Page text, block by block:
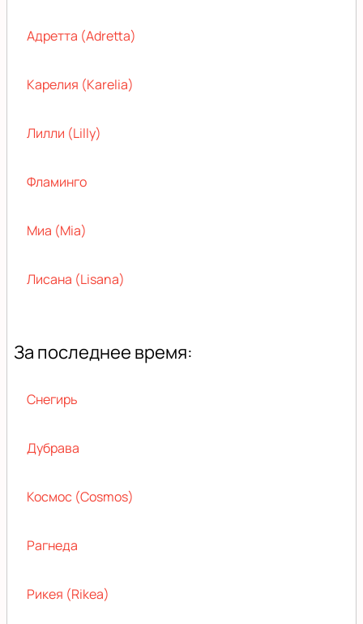
Адретта (Adretta)
Карелия (Karelia)
Лилли (Lilly)
Фламинго
Миа (Mia)
Лисана (Lisana)
За последнее время:
Снегирь
Дубрава
Космос (Cosmos)
Рагнеда
Рикея (Rikea)